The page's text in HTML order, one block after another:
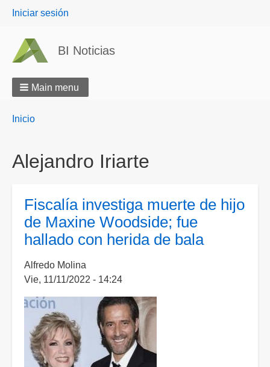
User
Iniciar sesión
BI Noticias
Main menu
Breadcrumbs
You
Inicio
Alejandro Iriarte
Fiscalía investiga muerte de hijo
de Maxine Woodside; fue
hallado con herida de bala
Alfredo Molina
Vie, 11/11/2022 - 14:24